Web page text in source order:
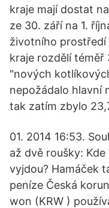
kraje mají dostat
ze 30. září na 1.
životního prostředí
kraje rozdělí téměř
"nových
nepožádalo hlavní
tak zatím zbylo
01. 2014 16:53.
až dvě roušky:
vyjdou? Hamáček
peníze Česká
won (KRW )